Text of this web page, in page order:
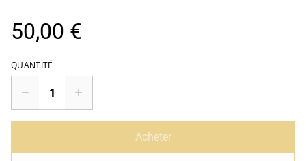
50,00 €
QUANTITÉ
Acheter